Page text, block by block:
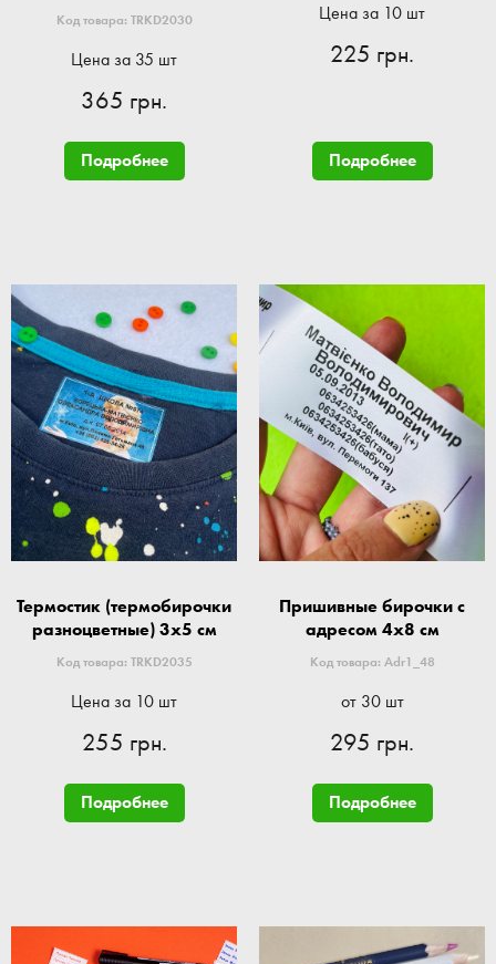
Код товара: TRKD2030
Цена за 35 шт
365 грн.
Подробнее
Цена за 10 шт
225 грн.
Подробнее
Термостик (термобирочки
разноцветные) 3x5 см
Код товара: TRKD2035
Цена за 10 шт
255 грн.
Подробнее
Пришивные бирочки с
адресом 4x8 см
Код товара: Adr1_48
от 30 шт
295 грн.
Подробнее